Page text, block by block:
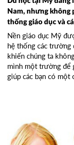
Nam, nhưng không
thống giáo dục và
Nền giáo dục Mỹ
hệ thống các
khiến chúng ta
mình một trường để
giúp các bạn có một